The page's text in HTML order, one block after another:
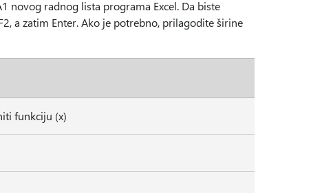
novog radnog lista programa Excel. Da biste
a zatim Enter. Ako je potrebno, prilagodite širine
funkciju (x)